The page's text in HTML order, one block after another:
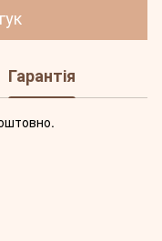
Гарантія